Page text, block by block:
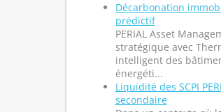
Décarbonation
prédictif
PERIAL Asset
stratégique avec
intelligent des
énergéti...
Liquidité des SCPI
secondaire